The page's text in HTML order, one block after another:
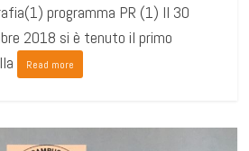
programma PR (1) Il 30
2018 si è tenuto il primo
Read more